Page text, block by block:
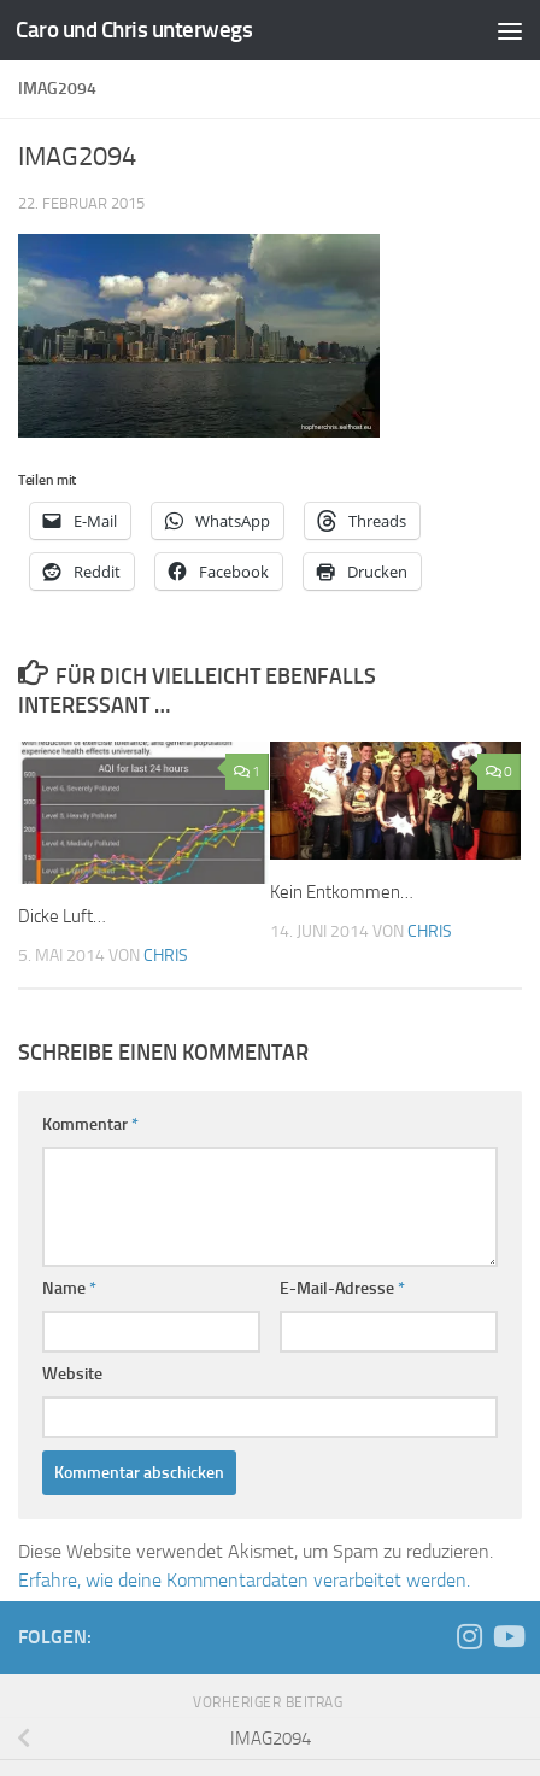
Zum Inhalt springen
Caro und Chris unterwegs
IMAG2094
IMAG2094
22. FEBRUAR 2015
Teilen mit
E-Mail WhatsApp Threads
Reddit Facebook Drucken
FÜR DICH VIELLEICHT EBENFALLS
INTERESSANT …
1
Dicke Luft…
5. MAI 2014 VON CHRIS
0
Kein Entkommen…
14. JUNI 2014 VON CHRIS
SCHREIBE EINEN KOMMENTAR
Kommentar*
Name* E-Mail-Adresse*
Website
Diese Website verwendet Akismet, um Spam zu reduzieren.
Erfahre, wie deine Kommentardaten verarbeitet werden.
FOLGEN:
VORHERIGER BEITRAG
IMAG2094